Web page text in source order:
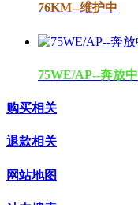
76KM--维护中
75WE/AP--奔放中
购买相关
退款相关
网站地图